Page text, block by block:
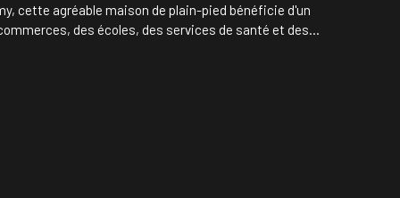
cette agréable maison de plain-pied bénéficie d'un
des écoles, des services de santé et des
servir de cellier ou d'atelier. Côté extérieur Vous profiterez
terrasses, exposées Est et Ouest, pour savourer le soleil